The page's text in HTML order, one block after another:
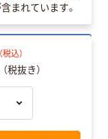
まれています。
（税込）
税抜き）